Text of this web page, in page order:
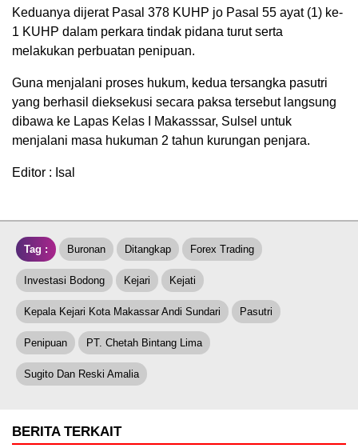
Keduanya dijerat Pasal 378 KUHP jo Pasal 55 ayat (1) ke-
1 KUHP dalam perkara tindak pidana turut serta
melakukan perbuatan penipuan.
Guna menjalani proses hukum, kedua tersangka pasutri
yang berhasil dieksekusi secara paksa tersebut langsung
dibawa ke Lapas Kelas I Makasssar, Sulsel untuk
menjalani masa hukuman 2 tahun kurungan penjara.
Editor : Isal
Tag : Buronan Ditangkap Forex Trading
Investasi Bodong Kejari Kejati
Kepala Kejari Kota Makassar Andi Sundari Pasutri
Penipuan PT. Chetah Bintang Lima
Sugito Dan Reski Amalia
BERITA TERKAIT